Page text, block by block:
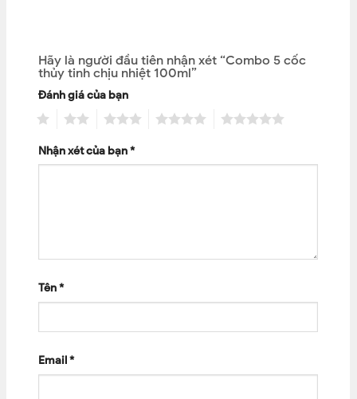
Hãy là người đầu tiên nhận xét “Combo 5 cốc
thủy tinh chịu nhiệt 100ml”
Đánh giá của bạn
Nhận xét của bạn*
Tên*
Email*